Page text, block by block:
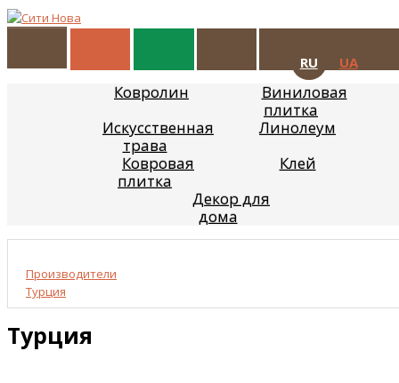
RU UA
Ковролин
Виниловая
плитка
Искусcтвенная
трава
Линолеум
Ковровая
плитка
Клей
Декор для
дома
Производители
Турция
Турция